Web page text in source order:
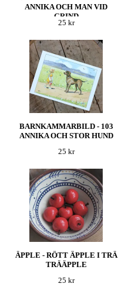
ANNIKA OCH MAN VID
GRIND
25 kr
BARNKAMMARBILD - 103
ANNIKA OCH STOR HUND
25 kr
ÄPPLE - RÖTT ÄPPLE I TRÄ
TRÄÄPPLE
25 kr